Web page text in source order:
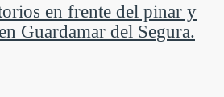
en frente del pinar y
Guardamar del Segura.